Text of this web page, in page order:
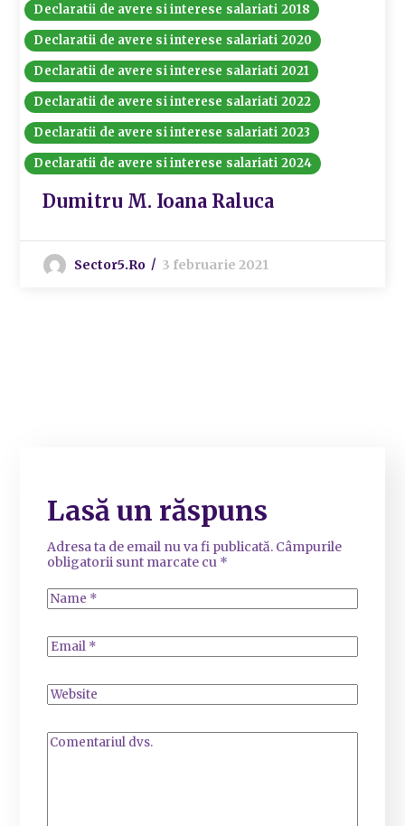
Declaratii de avere si interese salariati 2018
Declaratii de avere si interese salariati 2020
Declaratii de avere si interese salariati 2021
Declaratii de avere si interese salariati 2022
Declaratii de avere si interese salariati 2023
Declaratii de avere si interese salariati 2024
Dumitru M. Ioana Raluca
Sector5.ro 3 februarie 2021
Lasă un răspuns
Adresa ta de email nu va fi publicată. Câmpurile
obligatorii sunt marcate cu *